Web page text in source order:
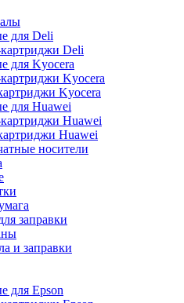
для Deli
Deli
для Kyocera
Kyocera
Kyocera
для Huawei
Huawei
Huawei
носители
заправки
и заправки
для Epson